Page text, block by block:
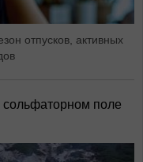
отпусков, активных
сольфаторном поле